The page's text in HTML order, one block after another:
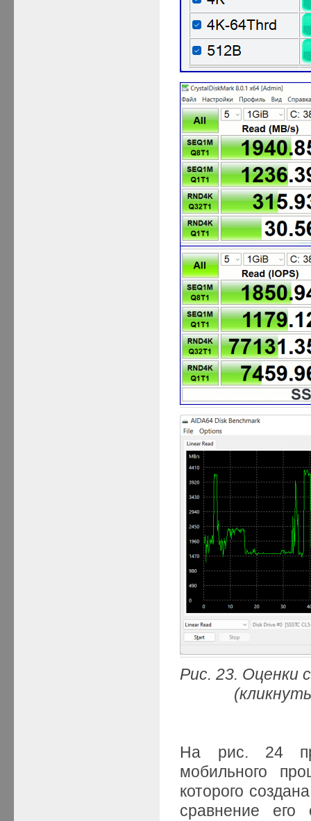
Рис. 23. Оценки
(кликнуть
На рис. 24
мобильного
которого
сравнение